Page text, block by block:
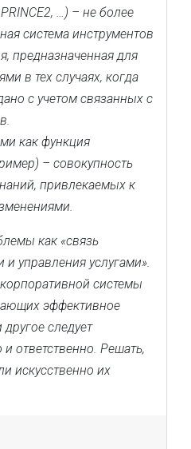
…) – не более
система инструментов
предназначенная для
в тех случаях, когда
с учетом связанных с
как функция
– совокупность
привлекаемых к
как «связь
и управления услугами».
системы
эффективное
следует
ответственно. Решать,
искусственно их